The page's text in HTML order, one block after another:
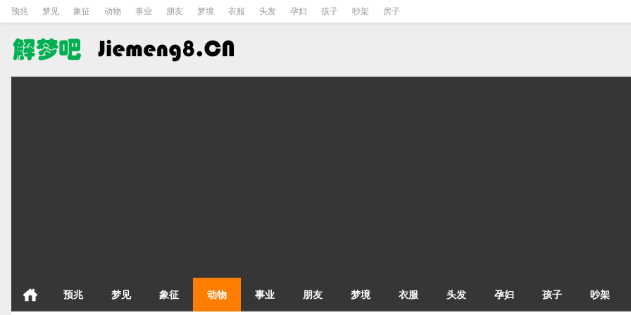
预兆 梦见 象征 动物 事业 朋友 梦境 衣服 头发 孕妇 孩子 吵架 房子
预兆 梦见 象征 动物 事业 朋友 梦境 衣服 头发 孕妇 孩子 吵架